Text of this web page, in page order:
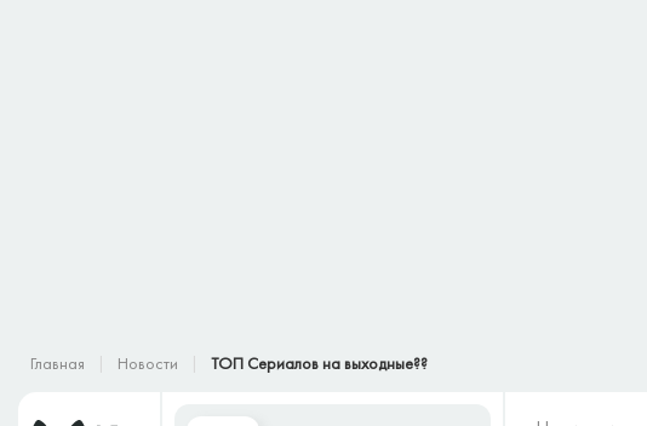
Главная Новости ТОП Сериалов на выходные??